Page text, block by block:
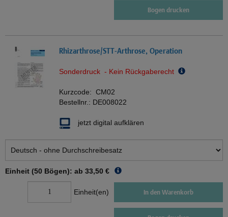
Bogen drucken
Rhizarthrose/STT-Arthrose, Operation
Sonderdruck - Kein Rückgaberecht
Kurzcode: CM02
Bestellnr.: DE008022
jetzt digital aufklären
Einheit (50 Bögen): ab 33,50 €
Einheit(en) In den Warenkorb